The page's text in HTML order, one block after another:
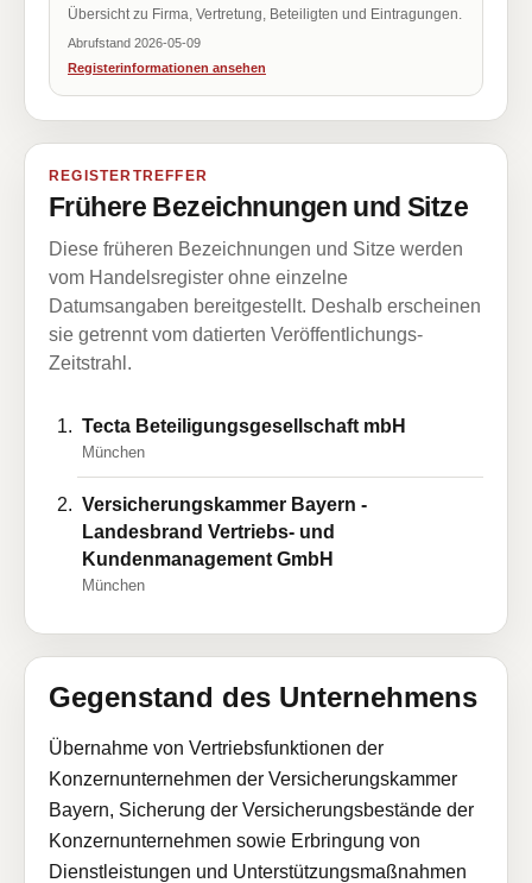
Übersicht zu Firma, Vertretung, Beteiligten und Eintragungen.
Abrufstand 2026-05-09
Registerinformationen ansehen
REGISTERTREFFER
Frühere Bezeichnungen und Sitze
Diese früheren Bezeichnungen und Sitze werden
vom Handelsregister ohne einzelne
Datumsangaben bereitgestellt. Deshalb erscheinen
sie getrennt vom datierten Veröffentlichungs-
Zeitstrahl.
Tecta Beteiligungsgesellschaft mbH
München
Versicherungskammer Bayern -
Landesbrand Vertriebs- und
Kundenmanagement GmbH
München
Gegenstand des Unternehmens
Übernahme von Vertriebsfunktionen der
Konzernunternehmen der Versicherungskammer
Bayern, Sicherung der Versicherungsbestände der
Konzernunternehmen sowie Erbringung von
Dienstleistungen und Unterstützungsmaßnahmen